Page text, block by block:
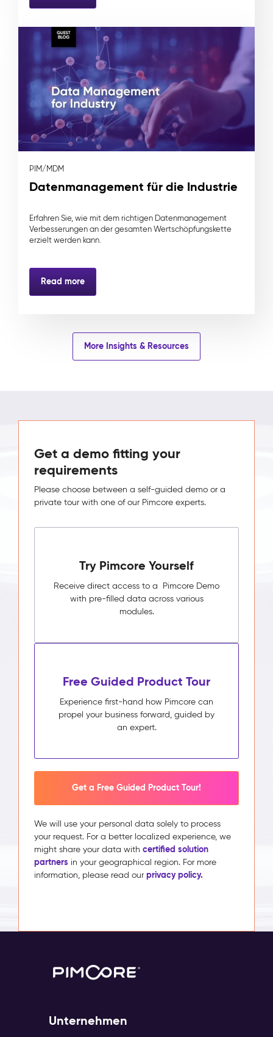
PIM/MDM
Datenmanagement für die Industrie
Erfahren Sie, wie mit dem richtigen Datenmanagement
Verbesserungen an der gesamten Wertschöpfungskette
erzielt werden kann.
Read more
More Insights & Resources
Get a demo fitting your
requirements
Please choose between a self-guided demo or a
private tour with one of our Pimcore experts.
Try Pimcore Yourself
Receive direct access to a Pimcore Demo
with pre-filled data across various
modules.
Free Guided Product Tour
Experience first-hand how Pimcore can
propel your business forward, guided by
an expert.
Get a Free Guided Product Tour!
We will use your personal data solely to process
your request. For a better localized experience, we
might share your data with certified solution
partners in your geographical region. For more
information, please read our privacy policy.
Unternehmen